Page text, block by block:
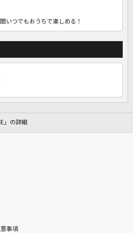
いつでもおうちで楽しめる！
」の詳細
事項